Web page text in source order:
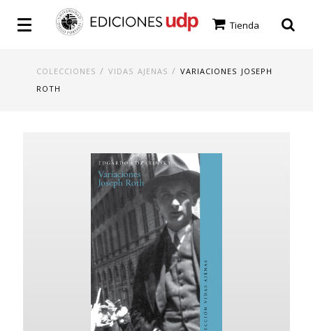
Tienda
COLECCIONES /VIDAS AJENAS /VARIACIONES JOSEPH
ROTH